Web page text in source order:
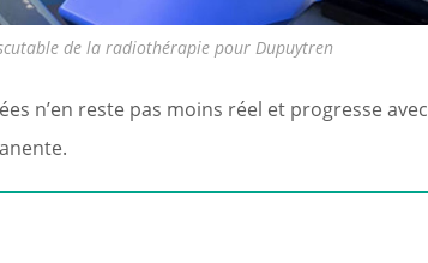
de la radiothérapie pour Dupuytren
n’en reste pas moins réel et progresse avec